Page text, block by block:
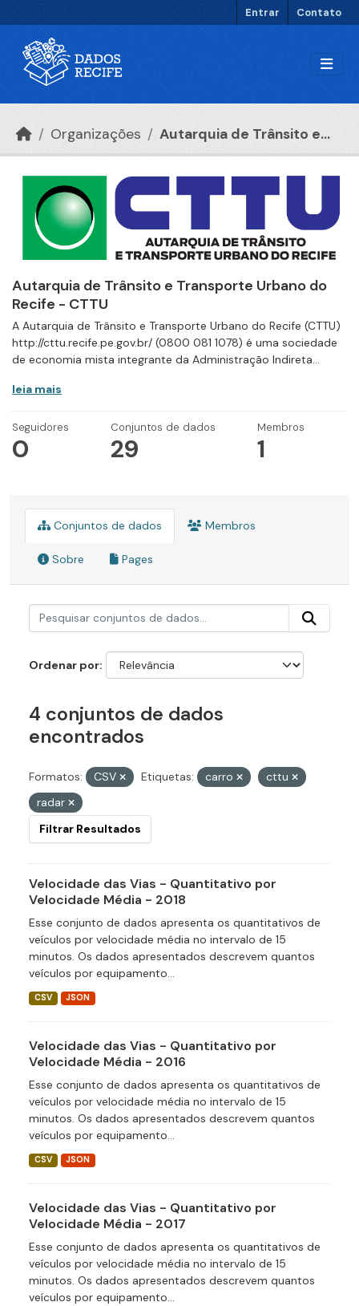
Entrar Contato
Organizações Autarquia de Trânsito e...
Autarquia de Trânsito e Transporte Urbano do
Recife - CTTU
A Autarquia de Trânsito e Transporte Urbano do Recife (CTTU)
http://cttu.recife.pe.gov.br/ (0800 081 1078) é uma sociedade
de economia mista integrante da Administração Indireta...
leia mais
Seguidores
0
Conjuntos de dados
29
Membros
1
Conjuntos de dados Membros
Sobre Pages
Ordenar por
4 conjuntos de dados
encontrados
Formatos: CSV Etiquetas: carro
cttu
radar
Filtrar Resultados
Velocidade das Vias - Quantitativo por
Velocidade Média - 2018
Esse conjunto de dados apresenta os quantitativos de
veículos por velocidade média no intervalo de 15
minutos. Os dados apresentados descrevem quantos
veículos por equipamento...
CSV JSON
Velocidade das Vias - Quantitativo por
Velocidade Média - 2016
Esse conjunto de dados apresenta os quantitativos de
veículos por velocidade média no intervalo de 15
minutos. Os dados apresentados descrevem quantos
veículos por equipamento...
CSV JSON
Velocidade das Vias - Quantitativo por
Velocidade Média - 2017
Esse conjunto de dados apresenta os quantitativos de
veículos por velocidade média no intervalo de 15
minutos. Os dados apresentados descrevem quantos
veículos por equipamento...